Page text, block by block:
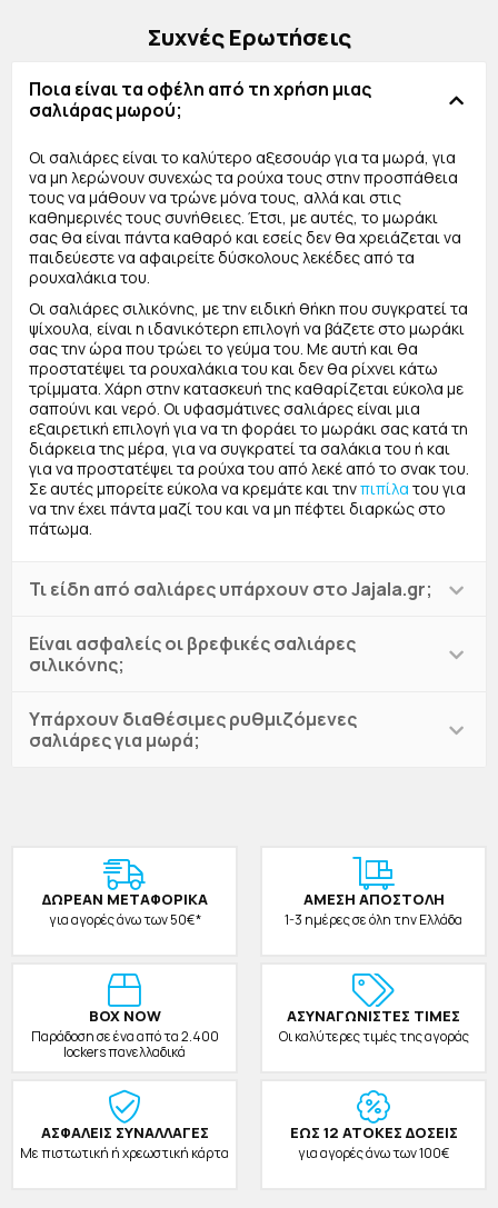
Συχνές Ερωτήσεις
Ποια είναι τα οφέλη από τη χρήση μιας
σαλιάρας μωρού;
Οι σαλιάρες είναι το καλύτερο αξεσουάρ για τα μωρά, για
να μη λερώνουν συνεχώς τα ρούχα τους στην προσπάθεια
τους να μάθουν να τρώνε μόνα τους, αλλά και στις
καθημερινές τους συνήθειες. Έτσι, με αυτές, το μωράκι
σας θα είναι πάντα καθαρό και εσείς δεν θα χρειάζεται να
παιδεύεστε να αφαιρείτε δύσκολους λεκέδες από τα
ρουχαλάκια του.
Οι σαλιάρες σιλικόνης, με την ειδική θήκη που συγκρατεί τα
ψίχουλα, είναι η ιδανικότερη επιλογή να βάζετε στο μωράκι
σας την ώρα που τρώει το γεύμα του. Με αυτή και θα
προστατέψει τα ρουχαλάκια του και δεν θα ρίχνει κάτω
τρίμματα. Χάρη στην κατασκευή της καθαρίζεται εύκολα με
σαπούνι και νερό. Οι υφασμάτινες σαλιάρες είναι μια
εξαιρετική επιλογή για να τη φοράει το μωράκι σας κατά τη
διάρκεια της μέρα, για να συγκρατεί τα σαλάκια του ή και
για να προστατέψει τα ρούχα του από λεκέ από το σνακ του.
Σε αυτές μπορείτε εύκολα να κρεμάτε και τηνπιπίλα του για
να την έχει πάντα μαζί του και να μη πέφτει διαρκώς στο
πάτωμα.
Τι είδη από σαλιάρες υπάρχουν στο Jajala.gr;
Είναι ασφαλείς οι βρεφικές σαλιάρες
σιλικόνης;
Υπάρχουν διαθέσιμες ρυθμιζόμενες
σαλιάρες για μωρά;
ΔΩΡΕAΝ ΜΕΤΑΦΟΡΙΚΑ
για αγορές άνω των 50€*
ΑΜΕΣΗ ΑΠΟΣΤΟΛΗ
1-3 ημέρες σε όλη την Ελλάδα
BOX NOW
Παράδοση σε ένα από τα 2.400
lockers πανελλαδικά
ΑΣΥΝΑΓΩΝΙΣΤΕΣ ΤΙΜΕΣ
Οι καλύτερες τιμές της αγοράς
ΑΣΦΑΛΕΙΣ ΣΥΝΑΛΛΑΓΕΣ
Με πιστωτική ή χρεωστική κάρτα
ΕΩΣ 12 ΑΤΟΚΕΣ ΔΟΣΕΙΣ
για αγορές άνω των 100€